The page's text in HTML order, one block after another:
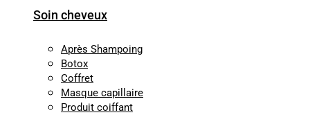
Soin cheveux
Après Shampoing
Botox
Coffret
Masque capillaire
Produit coiffant